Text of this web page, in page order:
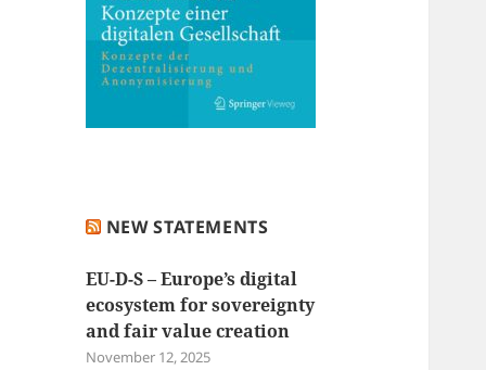
NEW STATEMENTS
EU-D-S – Europe’s digital
ecosystem for sovereignty
and fair value creation
November 12, 2025